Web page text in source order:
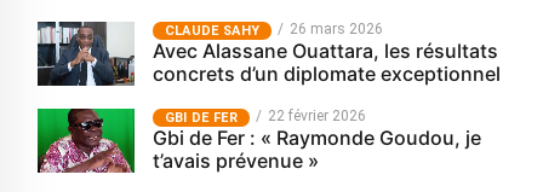
CLAUDE SAHY 26 mars 2026
Avec Alassane Ouattara, les résultats
concrets d’un diplomate exceptionnel
GBI DE FER 22 février 2026
Gbi de Fer : « Raymonde Goudou, je
t’avais prévenue »